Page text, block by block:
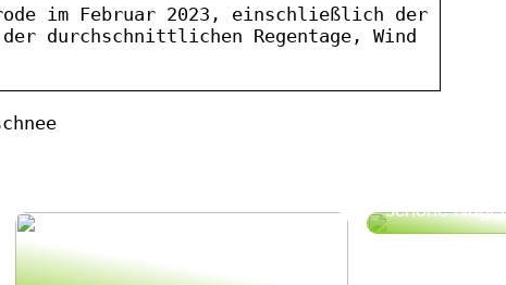
im Februar 2023, einschließlich der
durchschnittlichen Regentage, Wind
schöne Nägel